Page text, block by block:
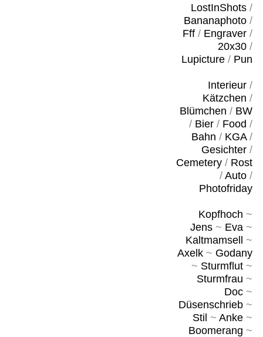
LostInShots/
Bananaphoto/
Fff/ Engraver/
20x30/
Lupicture/ Pun
Interieur/
Kätzchen /
Blümchen / BW
/ Bier/ Food /
Bahn / KGA/
Gesichter/
Cemetery/ Rost
/ Auto/
Photofriday
Kopfhoch ~
Jens~ Eva~
Kaltmamsell
~
Axelk~ Godany
~ Sturmflut~
Sturmfrau ~
Doc~
Düsenschrieb~
Stil ~ Anke~
Boomerang ~